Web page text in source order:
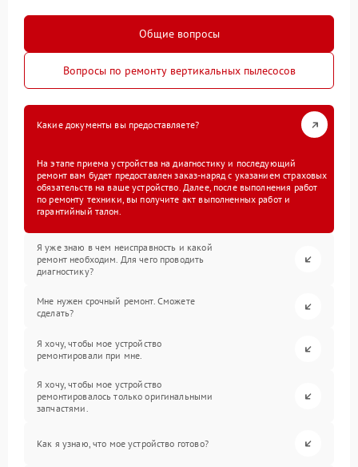
Общие вопросы
Вопросы по ремонту вертикальных пылесосов
Какие документы вы предоставляете?
На этапе приема устройства на диагностику и последующий
ремонт вам будет предоставлен заказ-наряд с указанием страховых
обязательств на ваше устройство. Далее, после выполнения работ
по ремонту техники, вы получите акт выполненных работ и
гарантийный талон.
Я уже знаю в чем неисправность и какой
ремонт необходим. Для чего проводить
диагностику?
Мне нужен срочный ремонт. Сможете
сделать?
Я хочу, чтобы мое устройство
ремонтировали при мне.
Я хочу, чтобы мое устройство
ремонтировалось только оригинальными
запчастями.
Как я узнаю, что мое устройство готово?